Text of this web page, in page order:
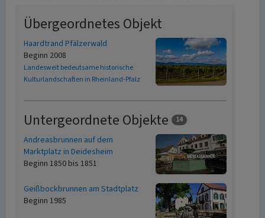
Übergeordnetes Objekt
Haardtrand Pfälzerwald
Beginn 2008
Landesweit bedeutsame historische
Kulturlandschaften in Rheinland-Pfalz
Untergeordnete Objekte 14
Andreasbrunnen auf dem
Marktplatz in Deidesheim
Beginn 1850 bis 1851
Geißbockbrunnen am Stadtplatz
Beginn 1985